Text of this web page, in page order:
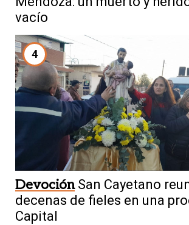
vacío
4
Devoción San Cayetano
decenas de fieles en una
Capital